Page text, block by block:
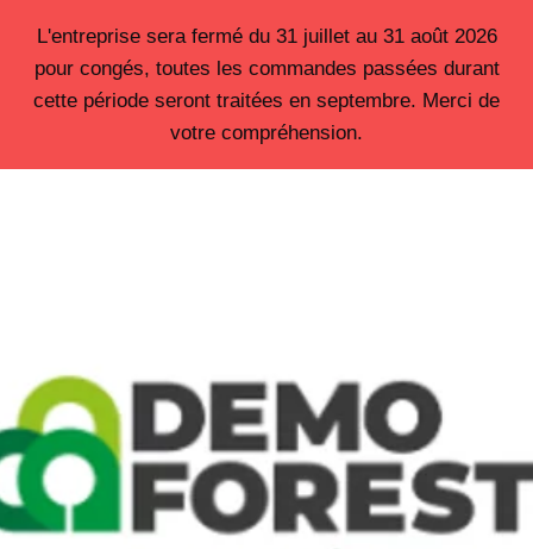
contenu
L'entreprise sera fermé du 31 juillet au 31 août 2026
pour congés, toutes les commandes passées durant
cette période seront traitées en septembre. Merci de
votre compréhension.